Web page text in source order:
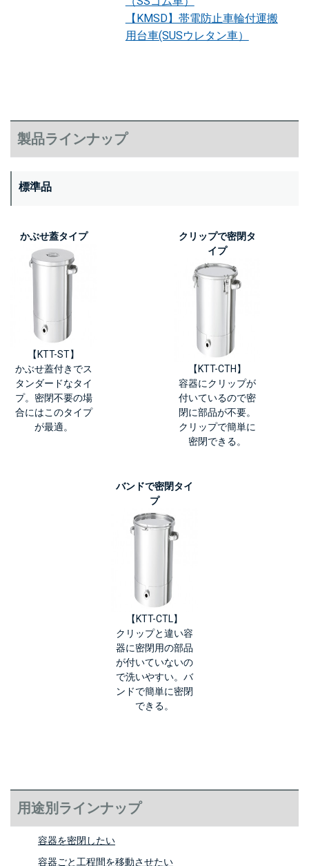
【KMSD】帯電防止車輪付運搬
用台車(SUSウレタン車）
製品ラインナップ
標準品
かぶせ蓋タイプ
【KTT-ST】
かぶせ蓋付きでス
タンダードなタイ
プ。密閉不要の場
合にはこのタイプ
が最適。
クリップで密閉タ
イプ
【KTT-CTH】
容器にクリップが
付いているので密
閉に部品が不要。
クリップで簡単に
密閉できる。
バンドで密閉タイ
プ
【KTT-CTL】
クリップと違い容
器に密閉用の部品
が付いていないの
で洗いやすい。バ
ンドで簡単に密閉
できる。
用途別ラインナップ
容器を密閉したい
容器ごと工程間を移動させたい